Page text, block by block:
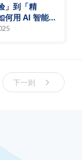
」到「精
何用 AI 智能演
现高效射频预
下一则